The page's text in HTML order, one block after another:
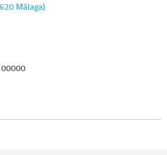
Málaga)